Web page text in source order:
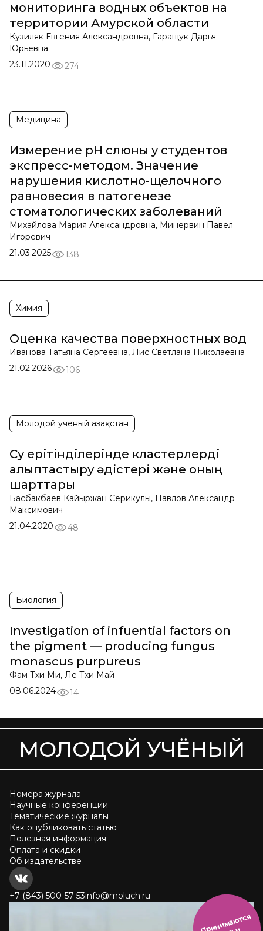
мониторинга водных объектов на
территории Амурской области
Кузиляк Евгения Александровна, Гаращук Дарья
Юрьевна
23.11.2020
274
Медицина
Измерение pH слюны у студентов
экспресс-методом. Значение
нарушения кислотно-щелочного
равновесия в патогенезе
стоматологических заболеваний
Михайлова Мария Александровна, Минервин Павел
Игоревич
21.03.2025
138
Химия
Оценка качества поверхностных вод
Иванова Татьяна Сергеевна, Лис Светлана Николаевна
21.02.2026
106
Молодой ученый Қазақстан
Су ерітінділерінде кластерлерді
қалыптастыру әдістері және оның
шарттары
Басбакбаев Кайыржан Серикулы, Павлов Александр
Максимович
21.04.2020
48
Биология
Investigation of infuential factors on
the pigment — producing fungus
monascus purpureus
Фам Тхи Ми, Ле Тхи Май
08.06.2024
14
МОЛОДОЙ УЧЁНЫЙ
Номера журнала
Научные конференции
Тематические журналы
Как опубликовать статью
Полезная информация
Оплата и скидки
Об издательстве
+7 (843) 500-57-53info@moluch.ru
и
н
и
м
а
ют
с
я
ст
ать